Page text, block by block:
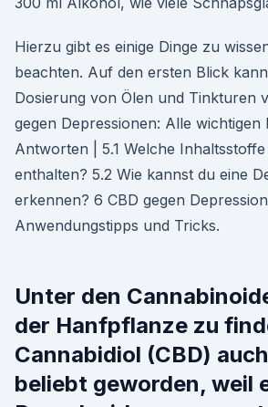
Hierzu gibt es einige Dinge zu
beachten. Auf den ersten Blick
Dosierung von Ölen und Tinkturen
gegen Depressionen: Alle wichtigen
Antworten | 5.1 Welche
enthalten? 5.2 Wie kannst du eine
erkennen? 6 CBD gegen
Anwendungstipps und Tricks.
Unter den
der Hanfpflanze zu
Cannabidiol (CBD)
beliebt geworden, weil